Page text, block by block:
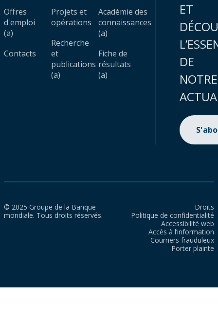
Offres
d'emploi
(a)
Contacts
Projets et
opérations
Recherche
et
publications
(a)
Académie des
connaissances
(a)
Fiche de
résultats
(a)
ET
DE
NOTRE
© 2025 Groupe de la Banque
mondiale. Tous droits réservés.
Droits
Politique de confidentialité
Accessibilité web
Accès à l’information
Courriers frauduleux
Porter plainte